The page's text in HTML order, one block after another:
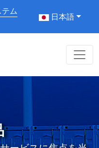
ム
日本語